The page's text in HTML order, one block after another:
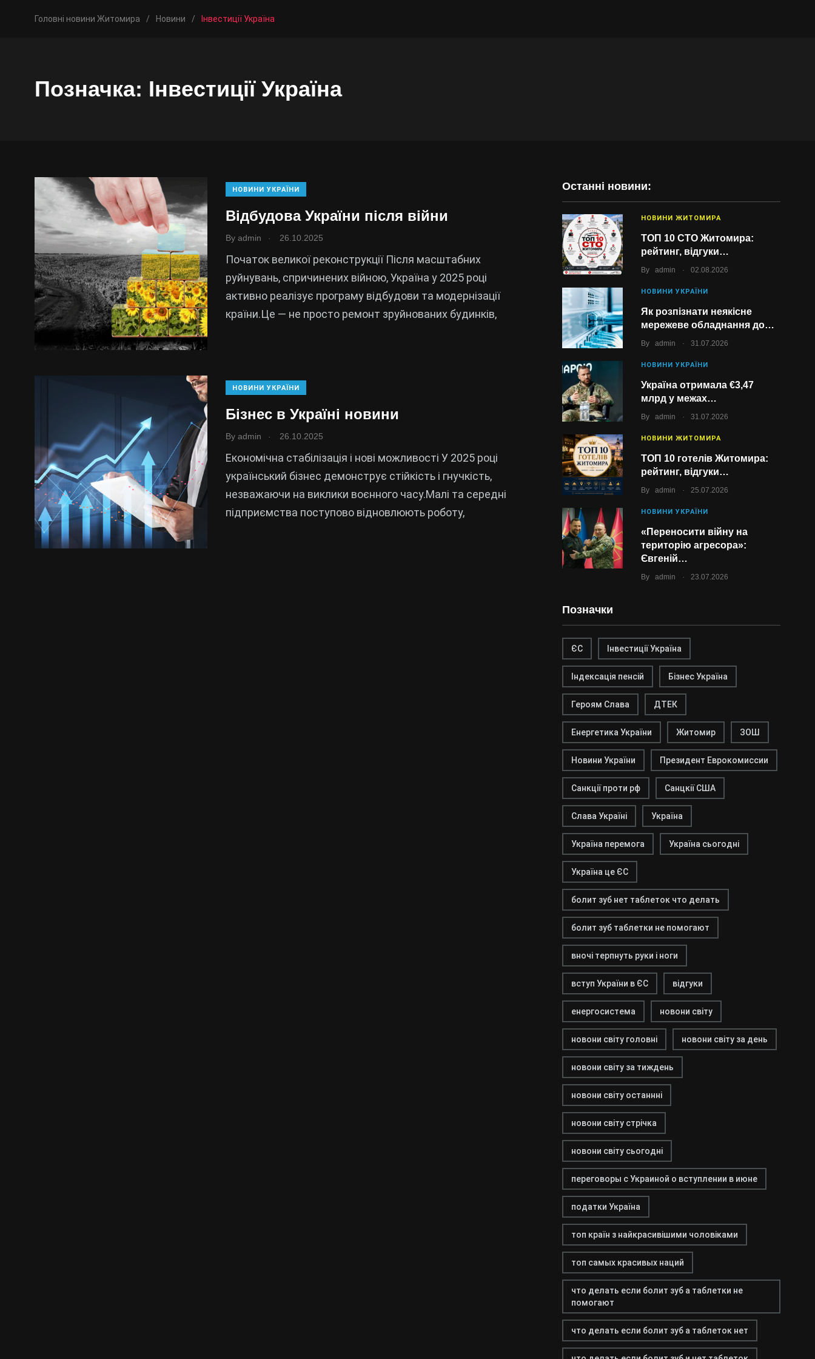
Головні новини Житомира / Новини / Інвестиції Україна
Позначка: Інвестиції Україна
НОВИНИ УКРАЇНИ
Відбудова України після війни
By admin 26.10.2025
Початок великої реконструкції Після масштабних
руйнувань, спричинених війною, Україна у 2025 році
активно реалізує програму відбудови та модернізації
країни.Це — не просто ремонт зруйнованих будинків,
НОВИНИ УКРАЇНИ
Бізнес в Україні новини
By admin 26.10.2025
Економічна стабілізація і нові можливості У 2025 році
український бізнес демонструє стійкість і гнучкість,
незважаючи на виклики воєнного часу.Малі та середні
підприємства поступово відновлюють роботу,
Останні новини:
НОВИНИ ЖИТОМИРА
ТОП 10 СТО Житомира:
рейтинг, відгуки…
By admin . 02.08.2026
НОВИНИ УКРАЇНИ
Як розпізнати неякісне
мережеве обладнання до…
By admin . 31.07.2026
НОВИНИ УКРАЇНИ
Україна отримала €3,47
млрд у межах…
By admin . 31.07.2026
НОВИНИ ЖИТОМИРА
ТОП 10 готелів Житомира:
рейтинг, відгуки…
By admin . 25.07.2026
НОВИНИ УКРАЇНИ
«Переносити війну на
територію агресора»:
Євгеній…
By admin . 23.07.2026
Позначки
ЄС Інвестиції Україна
Індексація пенсій Бізнес Україна
Героям Слава ДТЕК
Енергетика України Житомир ЗОШ
Новини України Президент Еврокомиссии
Санкції проти рф Санцкії США
Слава Україні Україна
Україна перемога Україна сьогодні
Україна це ЄС
болит зуб нет таблеток что делать
болит зуб таблетки не помогают
вночі терпнуть руки і ноги
вступ України в ЄС відгуки
енергосистема новони світу
новони світу головні новони світу за день
новони світу за тиждень
новони світу останнні
новони світу стрічка
новони світу сьогодні
переговоры с Украиной о вступлении в июне
податки Україна
топ країн з найкрасивішими чоловіками
топ самых красивых наций
что делать если болит зуб а таблетки не
помогают
что делать если болит зуб а таблеток нет